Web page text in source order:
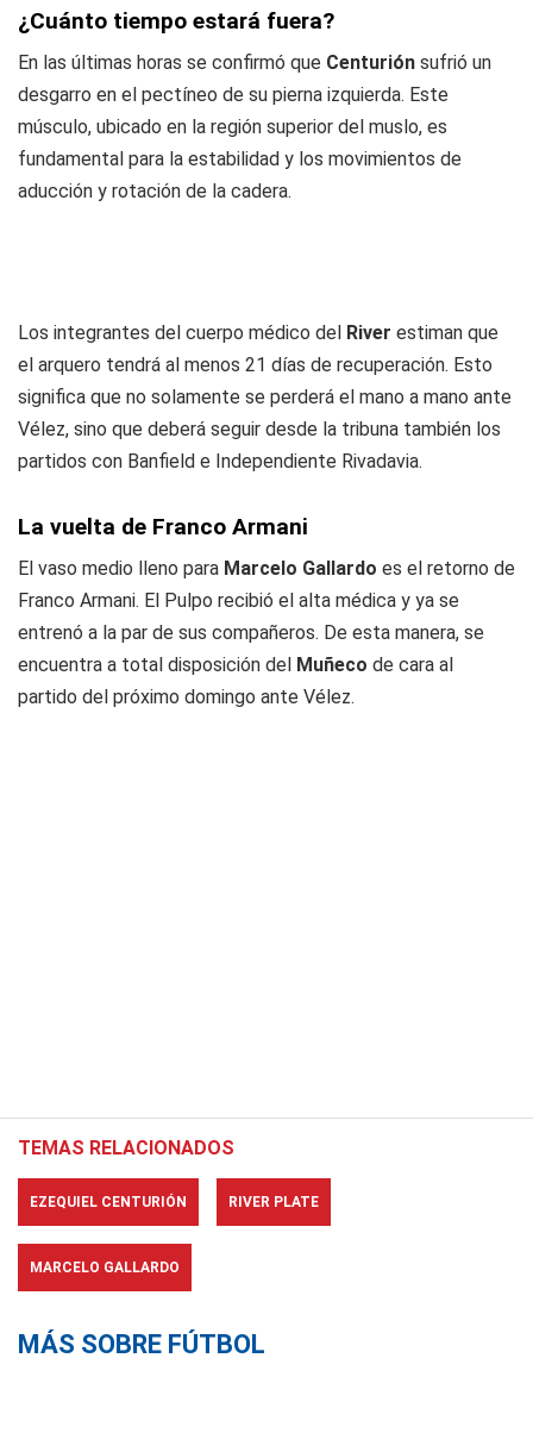
¿Cuánto tiempo estará fuera?
En las últimas horas se confirmó que Centurión sufrió un
desgarro en el pectíneo de su pierna izquierda. Este
músculo, ubicado en la región superior del muslo, es
fundamental para la estabilidad y los movimientos de
aducción y rotación de la cadera.
Los integrantes del cuerpo médico del River estiman que
el arquero tendrá al menos 21 días de recuperación. Esto
significa que no solamente se perderá el mano a mano ante
Vélez, sino que deberá seguir desde la tribuna también los
partidos con Banfield e Independiente Rivadavia.
La vuelta de Franco Armani
El vaso medio lleno para Marcelo Gallardo es el retorno de
Franco Armani. El Pulpo recibió el alta médica y ya se
entrenó a la par de sus compañeros. De esta manera, se
encuentra a total disposición del Muñeco de cara al
partido del próximo domingo ante Vélez.
TEMAS RELACIONADOS
EZEQUIEL CENTURIÓN RIVER PLATE
MARCELO GALLARDO
MÁS SOBRE FÚTBOL